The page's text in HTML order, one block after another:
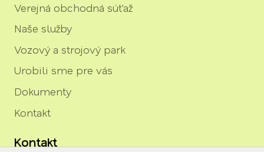
Verejná obchodná súťaž
Naše služby
Vozový a strojový park
Urobili sme pre vás
Dokumenty
Kontakt
Kontakt